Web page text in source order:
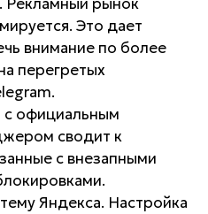
Это дает
внимание по более
перегретых
с официальным
сводит к
с внезапными
Яндекса. Настройка